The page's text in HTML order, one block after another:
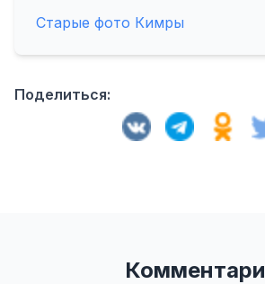
Старые фото Кимры
Поделиться: